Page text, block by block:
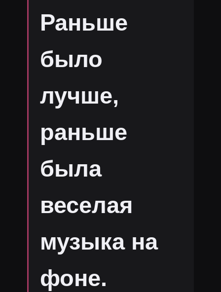
Раньше
было
лучше,
раньше
была
веселая
музыка на
фоне.